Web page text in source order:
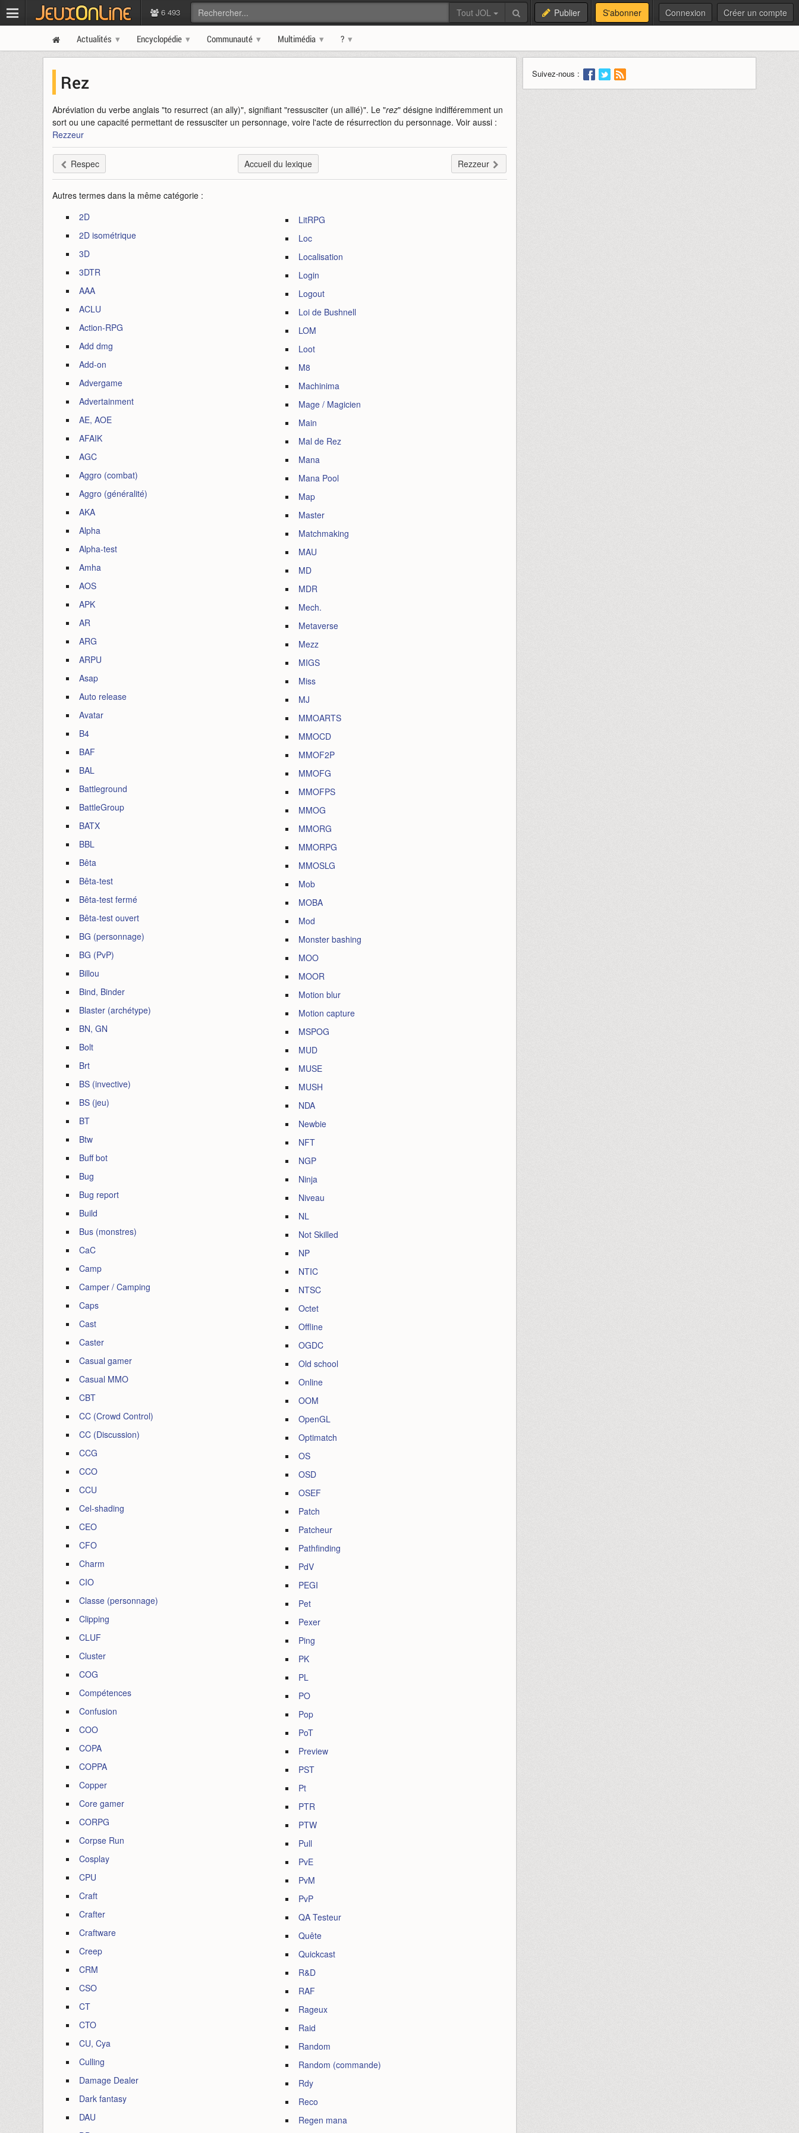
6 493 Tout JOL Publier S'abonner Connexion Créer un compte
Actualités Encyclopédie Communauté Multimédia ?
Rez
Abréviation du verbe anglais "to resurrect (an ally)", signifiant "ressusciter (un allié)". Le "rez" désigne indifféremment un
sort ou une capacité permettant de ressusciter un personnage, voire l'acte de résurrection du personnage. Voir aussi :
Rezzeur
Respec Accueil du lexique Rezzeur
Autres termes dans la même catégorie :
2D
2D isométrique
3D
3DTR
AAA
ACLU
Action-RPG
Add dmg
Add-on
Advergame
Advertainment
AE, AOE
AFAIK
AGC
Aggro (combat)
Aggro (généralité)
AKA
Alpha
Alpha-test
Amha
AOS
APK
AR
ARG
ARPU
Asap
Auto release
Avatar
B4
BAF
BAL
Battleground
BattleGroup
BATX
BBL
Bêta
Bêta-test
Bêta-test fermé
Bêta-test ouvert
BG (personnage)
BG (PvP)
Billou
Bind, Binder
Blaster (archétype)
BN, GN
Bolt
Brt
BS (invective)
BS (jeu)
BT
Btw
Buff bot
Bug
Bug report
Build
Bus (monstres)
CaC
Camp
Camper / Camping
Caps
Cast
Caster
Casual gamer
Casual MMO
CBT
CC (Crowd Control)
CC (Discussion)
CCG
CCO
CCU
Cel-shading
CEO
CFO
Charm
CIO
Classe (personnage)
Clipping
CLUF
Cluster
COG
Compétences
Confusion
COO
COPA
COPPA
Copper
Core gamer
CORPG
Corpse Run
Cosplay
CPU
Craft
Crafter
Craftware
Creep
CRM
CSO
CT
CTO
CU, Cya
Culling
Damage Dealer
Dark fantasy
DAU
LitRPG
Loc
Localisation
Login
Logout
Loi de Bushnell
LOM
Loot
M8
Machinima
Mage / Magicien
Main
Mal de Rez
Mana
Mana Pool
Map
Master
Matchmaking
MAU
MD
MDR
Mech.
Metaverse
Mezz
MIGS
Miss
MJ
MMOARTS
MMOCD
MMOF2P
MMOFG
MMOFPS
MMOG
MMORG
MMORPG
MMOSLG
Mob
MOBA
Mod
Monster bashing
MOO
MOOR
Motion blur
Motion capture
MSPOG
MUD
MUSE
MUSH
NDA
Newbie
NFT
NGP
Ninja
Niveau
NL
Not Skilled
NP
NTIC
NTSC
Octet
Offline
OGDC
Old school
Online
OOM
OpenGL
Optimatch
OS
OSD
OSEF
Patch
Patcheur
Pathfinding
PdV
PEGI
Pet
Pexer
Ping
PK
PL
PO
Pop
PoT
Preview
PST
Pt
PTR
PTW
Pull
PvE
PvM
PvP
QA Testeur
Quête
Quickcast
R&D
RAF
Rageux
Raid
Random
Random (commande)
Rdy
Reco
Regen mana
Suivez-nous :